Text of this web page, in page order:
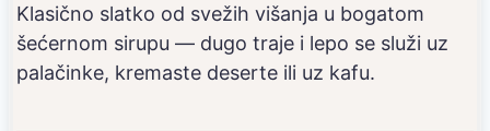
Klasično slatko od svežih višanja u bogatom
šećernom sirupu — dugo traje i lepo se služi uz
palačinke, kremaste deserte ili uz kafu.